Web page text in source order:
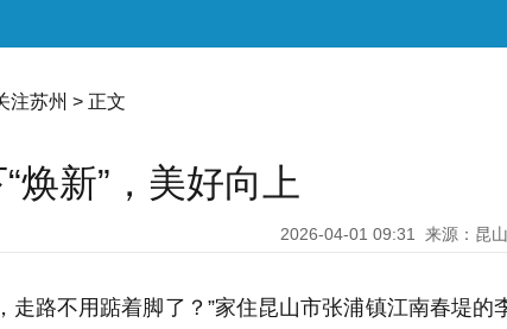
注苏州 > 正文
焕新”，美好向上
2026-04-01 09:31 来源：昆
走路不用踮着脚了？”家住昆山市张浦镇江南春堤的